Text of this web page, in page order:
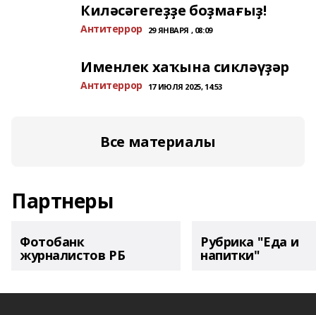
Киләсәгегеҙҙе боҙмағыҙ!
Антитеррор 29 ЯНВАРЯ , 08:09
Именлек хаҡына сикләүҙәр
Антитеррор 17 ИЮЛЯ 2025, 14:53
Все материалы
Партнеры
Фотобанк
журналистов РБ
Рубрика "Еда и
напитки"